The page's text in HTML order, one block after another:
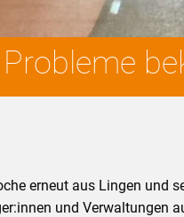
erneut aus Lingen und
und Verwaltungen